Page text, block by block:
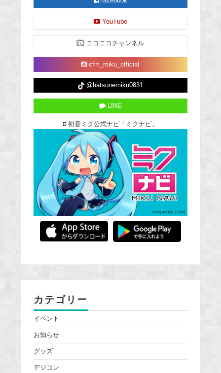
YouTube
ニコニコチャンネル
cfm_miku_official
@hatsunemiku0831
LINE
初音ミク公式ナビ「ミクナビ」
カテゴリー
イベント
お知らせ
グッズ
デジコン